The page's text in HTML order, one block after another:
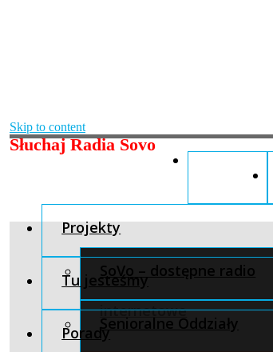
Skip to content
Słuchaj Radia Sovo
Projekty
SoVo – dostępne radio
internetowe
Tu jesteśmy
Senioralne Oddziały
Porady